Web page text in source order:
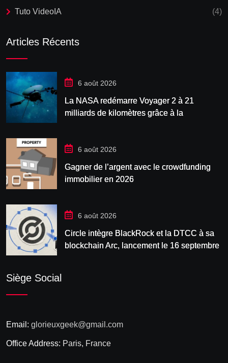
Tuto VideoIA (4)
Articles Récents
6 août 2026
La NASA redémarre Voyager 2 à 21
milliards de kilomètres grâce à la
6 août 2026
Gagner de l’argent avec le crowdfunding
immobilier en 2026
6 août 2026
Circle intègre BlackRock et la DTCC à sa
blockchain Arc, lancement le 16 septembre
Siège Social
Email: glorieuxgeek@gmail.com
Office Address: Paris, France